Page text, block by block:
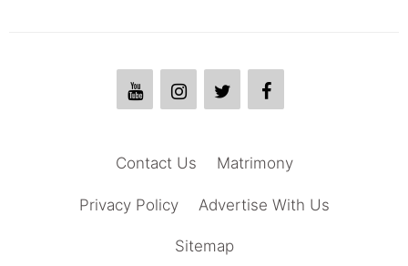
Matrimony
Contact Us
Advertise With Us
Privacy Policy
Sitemap